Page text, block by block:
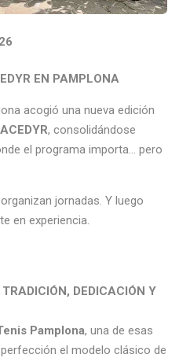
EN PAMPLONA
acogió una nueva edición
, consolidándose
el programa importa… pero
jornadas. Y luego
en experiencia.
DEDICACIÓN Y
Pamplona, una de esas
el modelo clásico de